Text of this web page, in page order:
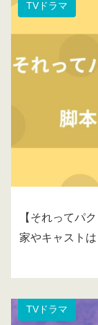
TVドラマ
【それってパ
家やキャストは
TVドラマ